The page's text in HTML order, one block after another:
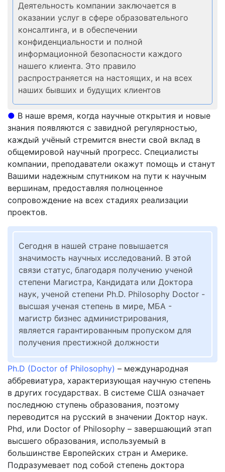
Деятельность компании заключается в
оказании услуг в сфере образовательного
консалтинга, и в обеспечении
конфиденциальности и полной
информационной безопасности каждого
нашего клиента. Это правило
распространяется на настоящих, и на всех
наших бывших и будущих клиентов
● В наше время, когда научные открытия и новые
знания появляются с завидной регулярностью,
каждый учёный стремится внести свой вклад в
общемировой научный прогресс. Специалисты
компании, преподаватели окажут помощь и станут
Вашими надежным спутником на пути к научным
вершинам, предоставляя полноценное
сопровождение на всех стадиях реализации
проектов.
Сегодня в нашей стране повышается
значимость научных исследований. В этой
связи статус, благодаря получению ученой
степени Магистра, Кандидата или Доктора
наук, ученой степени Ph.D. Philosophy Doctor -
высшая ученая степень в мире, МБА -
магистр бизнес администрирования,
является гарантированным пропуском для
получения престижной должности
Ph.D (Doctor of Philosophy) – международная
аббревиатура, характеризующая научную степень
в других государствах. В системе США означает
последнюю ступень образования, поэтому
переводится на русский в значении Доктор наук.
Phd, или Doctor of Philosophy – завершающий этап
высшего образования, используемый в
большинстве Европейских стран и Америке.
Подразумевает под собой степень доктора